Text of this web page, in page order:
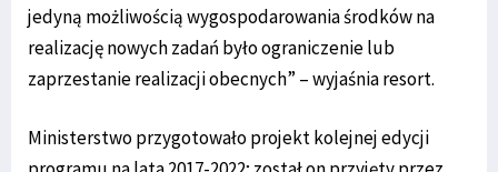
jedyną możliwością wygospodarowania środków na
realizację nowych zadań było ograniczenie lub
zaprzestanie realizacji obecnych” – wyjaśnia resort.
Ministerstwo przygotowało projekt kolejnej edycji